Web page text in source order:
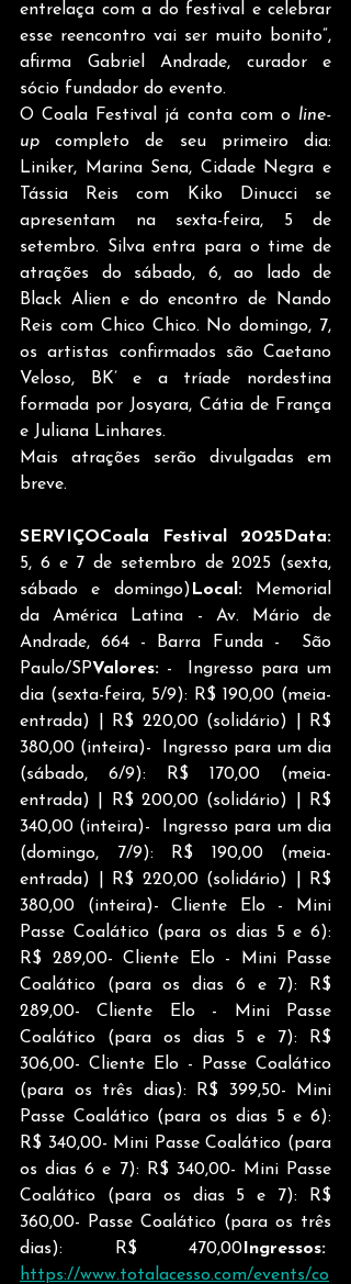
entrelaça com a do festival e celebrar
esse reencontro vai ser muito bonito”,
afirma Gabriel Andrade, curador e
sócio fundador do evento.
O Coala Festival já conta com o line-
up completo de seu primeiro dia:
Liniker, Marina Sena, Cidade Negra e
Tássia Reis com Kiko Dinucci se
apresentam na sexta-feira, 5 de
setembro. Silva entra para o time de
atrações do sábado, 6, ao lado de
Black Alien e do encontro de Nando
Reis com Chico Chico. No domingo, 7,
os artistas confirmados são Caetano
Veloso, BK’ e a tríade nordestina
formada por Josyara, Cátia de França
e Juliana Linhares.
Mais atrações serão divulgadas em
breve.
5, 6 e 7 de setembro de 2025 (sexta,
sábado e domingo) Local:
Memorial
da América Latina - Av. Mário de
Andrade, 664 - Barra Funda -  São
Paulo/SPValores: -  Ingresso para um
dia (sexta-feira, 5/9): R$ 190,00 (meia-
entrada) | R$ 220,00 (solidário) | R$
380,00 (inteira)-  Ingresso para um dia
(sábado, 6/9): R$ 170,00 (meia-
entrada) | R$ 200,00 (solidário) | R$
340,00 (inteira)-  Ingresso para um dia
(domingo, 7/9): R$ 190,00 (meia-
entrada) | R$ 220,00 (solidário) | R$
380,00 (inteira)- Cliente Elo - Mini
Passe Coalático (para os dias 5 e 6):
R$ 289,00- Cliente Elo - Mini Passe
Coalático (para os dias 6 e 7): R$
289,00- Cliente Elo - Mini Passe
Coalático (para os dias 5 e 7): R$
306,00- Cliente Elo - Passe Coalático
(para os três dias): R$ 399,50- Mini
Passe Coalático (para os dias 5 e 6):
R$ 340,00- Mini Passe Coalático (para
os dias 6 e 7): R$ 340,00- Mini Passe
Coalático (para os dias 5 e 7): R$
360,00- Passe Coalático (para os três
dias): R$ 470,00
https://www.totalacesso.com/events/co